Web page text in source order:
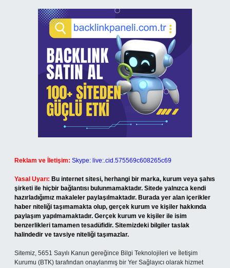
Reklam ve İletişim: Skype: live:.cid.575569c608265c69
Yasal Uyarı: Bu internet sitesi, herhangi bir marka, kurum veya şahıs
şirketi ile hiçbir bağlantısı bulunmamaktadır. Sitede yalnızca kendi
hazırladığımız makaleler paylaşılmaktadır. Burada yer alan içerikler
haber niteliği taşımamakta olup, gerçek kurum ve kişiler hakkında
paylaşım yapılmamaktadır. Gerçek kurum ve kişiler ile isim
benzerlikleri tamamen tesadüfidir. Sitemizdeki bilgiler taslak
halindedir ve tavsiye niteliği taşımazlar.
Sitemiz, 5651 Sayılı Kanun gereğince Bilgi Teknolojileri ve İletişim
Kurumu (BTK) tarafından onaylanmış bir Yer Sağlayıcı olarak hizmet